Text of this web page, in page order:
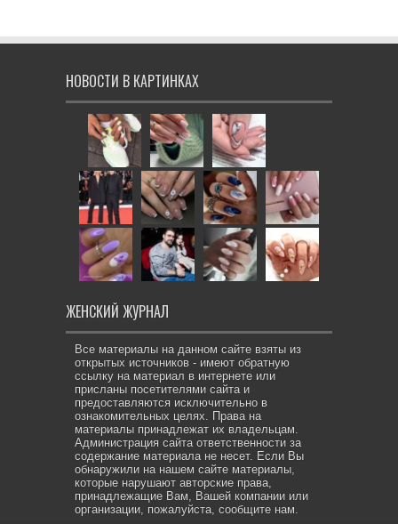
НОВОСТИ В КАРТИНКАХ
ЖЕНСКИЙ ЖУРНАЛ
Все материалы на данном сайте взяты из
открытых источников - имеют обратную
ссылку на материал в интернете или
присланы посетителями сайта и
предоставляются исключительно в
ознакомительных целях. Права на
материалы принадлежат их владельцам.
Администрация сайта ответственности за
содержание материала не несет. Если Вы
обнаружили на нашем сайте материалы,
которые нарушают авторские права,
принадлежащие Вам, Вашей компании или
организации, пожалуйста, сообщите нам.